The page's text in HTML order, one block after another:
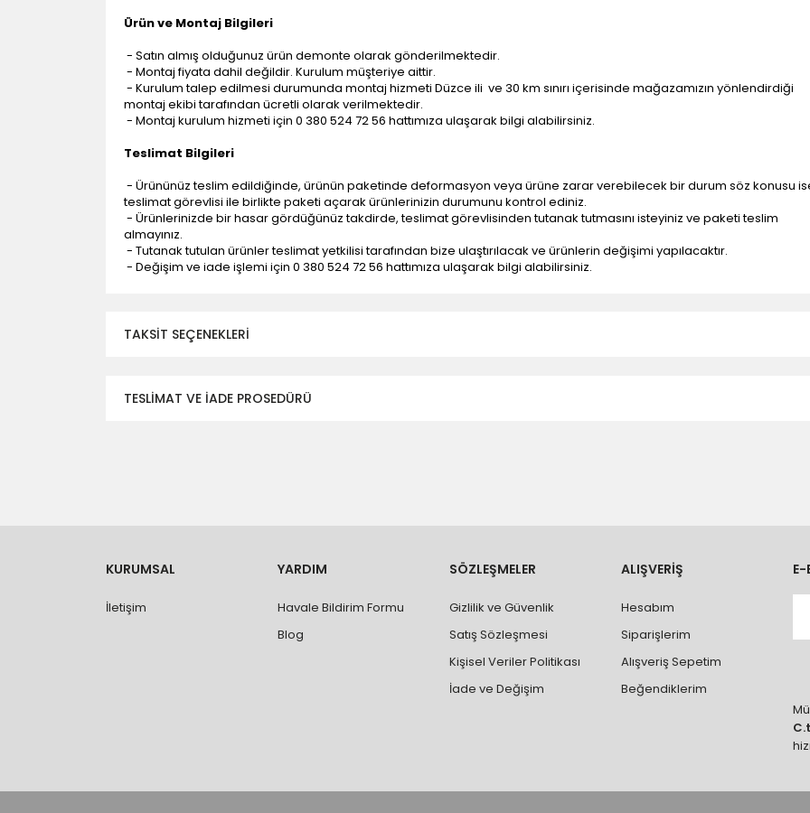
Ürün ve Montaj Bilgileri
- Satın almış olduğunuz ürün demonte olarak gönderilmektedir.
- Montaj fiyata dahil değildir. Kurulum müşteriye aittir.
- Kurulum talep edilmesi durumunda montaj hizmeti Düzce ili ve 30 km sınırı içerisinde mağazamızın yönlendirdiği
montaj ekibi tarafından ücretli olarak verilmektedir.
- Montaj kurulum hizmeti için 0 380 524 72 56 hattımıza ulaşarak bilgi alabilirsiniz.
Teslimat Bilgileri
- Ürününüz teslim edildiğinde, ürünün paketinde deformasyon veya ürüne zarar verebilecek bir durum söz konusu
teslimat görevlisi ile birlikte paketi açarak ürünlerinizin durumunu kontrol ediniz.
- Ürünlerinizde bir hasar gördüğünüz takdirde, teslimat görevlisinden tutanak tutmasını isteyiniz ve paketi teslim
almayınız.
- Tutanak tutulan ürünler teslimat yetkilisi tarafından bize ulaştırılacak ve ürünlerin değişimi yapılacaktır.
- Değişim ve iade işlemi için 0 380 524 72 56 hattımıza ulaşarak bilgi alabilirsiniz.
TAKSIT SEÇENEKLERI
TESLİMAT VE İADE PROSEDÜRÜ
- Özel sipariş ürünlerde ölçü, ebat, yükseklik vb. hatalar yüzünden onaylanmış siparişler iade alınmaz veya
değiştirilmez.
- Vitrifiye, tekne, küvet, kabin, banyo dolabı vb. ürünlerin siparişini vermeden önce ürünlerin montajını yapacak
kişi veya firmaya mutlaka ölçü ve ebat kontrolü yaptırınız.
KURUMSAL
İletişim
YARDIM
Havale Bildirim Formu
Blog
SÖZLEŞMELER
Gizlilik ve Güvenlik
Satış Sözleşmesi
Kişisel Veriler Politikası
İade ve Değişim
ALIŞVERİŞ
Hesabım
Siparişlerim
Alışveriş Sepetim
Beğendiklerim
E-